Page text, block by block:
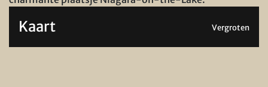
Kaart Vergroten